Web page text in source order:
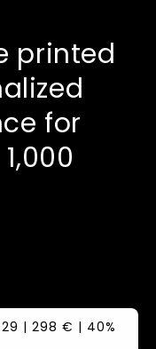
printed
for
| 298 € | 40%